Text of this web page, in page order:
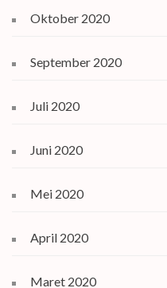
Oktober 2020
September 2020
Juli 2020
Juni 2020
Mei 2020
April 2020
Maret 2020